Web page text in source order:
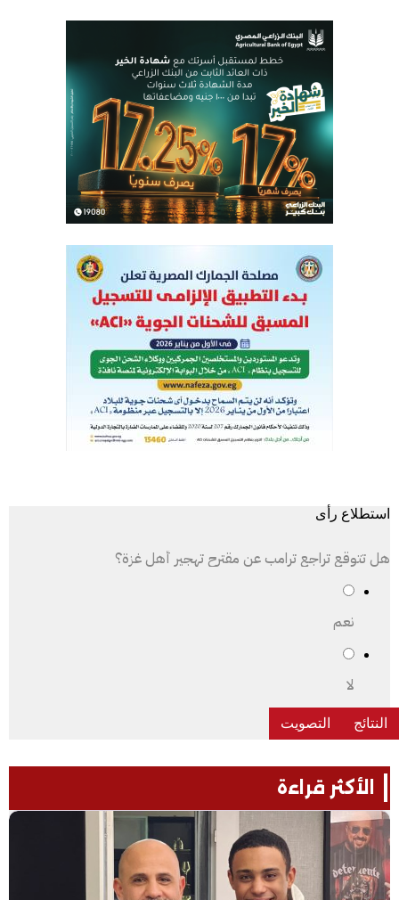
استطلاع رأى
هل تتوقع تراجع ترامب عن مقترح تهجير أهل غزة؟
نعم
لا
الأكثر قراءة